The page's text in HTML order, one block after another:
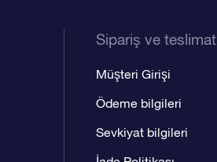
Sipariş ve teslimat
Müşteri Girişi
Ödeme bilgileri
Sevkiyat bilgileri